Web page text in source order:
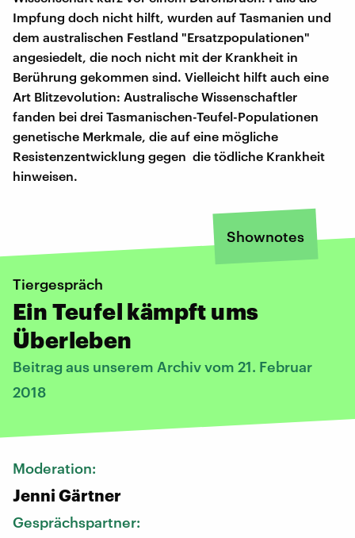
Impfung doch nicht hilft, wurden auf Tasmanien und
dem australischen Festland "Ersatzpopulationen"
angesiedelt, die noch nicht mit der Krankheit in
Berührung gekommen sind. Vielleicht hilft auch eine
Art Blitzevolution: Australische Wissenschaftler
fanden bei drei Tasmanischen-Teufel-Populationen
genetische Merkmale, die auf eine mögliche
Resistenzentwicklung gegen die tödliche Krankheit
hinweisen.
Shownotes
Tiergespräch
Ein Teufel kämpft ums
Überleben
Beitrag aus unserem Archiv vom 21. Februar
2018
Moderation:
Jenni Gärtner
Gesprächspartner: